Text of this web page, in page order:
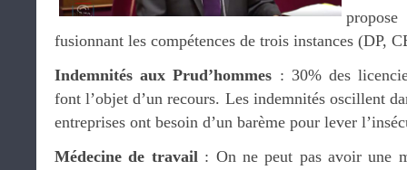
fusionnant les compétences de trois instances (DP,
Indemnités aux Prud’hommes : 30% des
font l’objet d’un recours. Les indemnités oscillent
entreprises ont besoin d’un barème pour lever
Médecine de travail: On ne peut pas avoir une